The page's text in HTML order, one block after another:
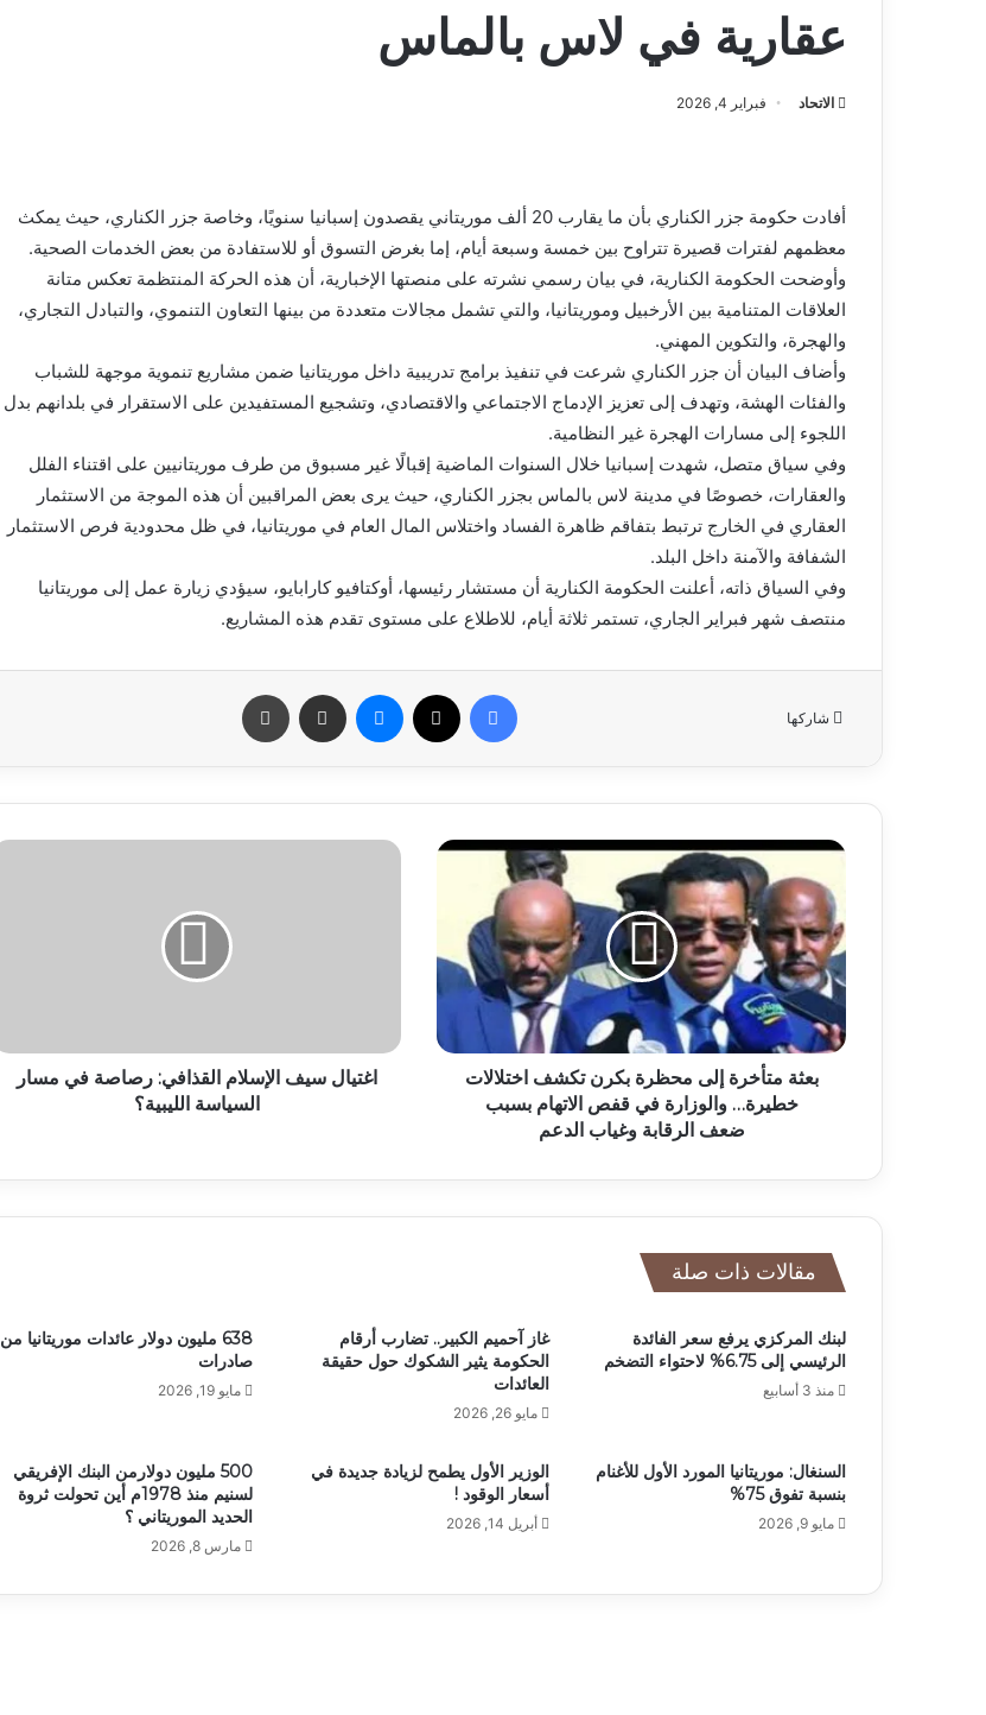
عقارية في لاس بالماس
الاتحاد فبراير 4, 2026
أفادت حكومة جزر الكناري بأن ما يقارب 20 ألف موريتاني يقصدون إسبانيا سنويًا، وخاصة جزر الكناري، حيث يمكث
معظمهم لفترات قصيرة تتراوح بين خمسة وسبعة أيام، إما بغرض التسوق أو للاستفادة من بعض الخدمات الصحية.
وأوضحت الحكومة الكنارية، في بيان رسمي نشرته على منصتها الإخبارية، أن هذه الحركة المنتظمة تعكس متانة
العلاقات المتنامية بين الأرخبيل وموريتانيا، والتي تشمل مجالات متعددة من بينها التعاون التنموي، والتبادل التجاري،
والهجرة، والتكوين المهني.
وأضاف البيان أن جزر الكناري شرعت في تنفيذ برامج تدريبية داخل موريتانيا ضمن مشاريع تنموية موجهة للشباب
والفئات الهشة، وتهدف إلى تعزيز الإدماج الاجتماعي والاقتصادي، وتشجيع المستفيدين على الاستقرار في بلدانهم بدل
اللجوء إلى مسارات الهجرة غير النظامية.
وفي سياق متصل، شهدت إسبانيا خلال السنوات الماضية إقبالًا غير مسبوق من طرف موريتانيين على اقتناء الفلل
والعقارات، خصوصًا في مدينة لاس بالماس بجزر الكناري، حيث يرى بعض المراقبين أن هذه الموجة من الاستثمار
العقاري في الخارج ترتبط بتفاقم ظاهرة الفساد واختلاس المال العام في موريتانيا، في ظل محدودية فرص الاستثمار
الشفافة والآمنة داخل البلد.
وفي السياق ذاته، أعلنت الحكومة الكنارية أن مستشار رئيسها، أوكتافيو كارابايو، سيؤدي زيارة عمل إلى موريتانيا
منتصف شهر فبراير الجاري، تستمر ثلاثة أيام، للاطلاع على مستوى تقدم هذه المشاريع.
شاركها
فيسبوك ماسنجر مشاركة عبر البريد
بعثة متأخرة إلى محظرة بكرن تكشف اختلالات
خطيرة… والوزارة في قفص الاتهام بسبب
ضعف الرقابة وغياب الدعم
اغتيال سيف الإسلام القذافي: رصاصة في مسار
السياسة الليبية؟
مقالات ذات صلة
لبنك المركزي يرفع سعر الفائدة
الرئيسي إلى 6.75% لاحتواء التضخم
منذ 3 أسابيع
غاز آحميم الكبير.. تضارب أرقام
الحكومة يثير الشكوك حول حقيقة
العائدات
مايو 26, 2026
638 مليون دولار عائدات موريتانيا من
صادرات
مايو 19, 2026
السنغال: موريتانيا المورد الأول للأغنام
بنسبة تفوق 75%
مايو 9, 2026
الوزير الأول يطمح لزيادة جديدة في
أسعار الوقود !
أبريل 14, 2026
500 مليون دولارمن البنك الإفريقي
لسنيم منذ 1978م أين تحولت ثروة
الحديد الموريتاني ؟
مارس 8, 2026